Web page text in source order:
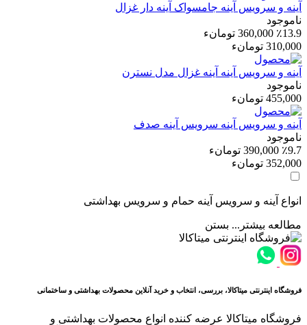
آینه و سرویس آینه جامسواک آینه دار غزال
ناموجود
٪13.9 360,000 تومانء
310,000 تومانء
آینه و سرویس آینه آینه غزال مدل نسترن
ناموجود
455,000 تومانء
آینه و سرویس آینه سرویس آینه صدف
ناموجود
٪9.7 390,000 تومانء
352,000 تومانء
انواع آینه و سرویس آینه حمام و سرویس بهداشتی
مطالعه بیشتر... بستن
فروشگاه اینترنتی میتاکالا، بررسی، انتخاب و خرید آنلاین محصولات بهداشتی و ساختمانی
فروشگاه میتاکالا عرضه کننده انواع محصولات بهداشتی و